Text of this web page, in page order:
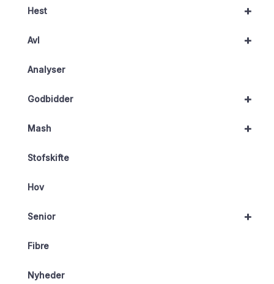
+
Hest
+
Avl
Analyser
+
Godbidder
+
Mash
Stofskifte
Hov
+
Senior
Fibre
Nyheder